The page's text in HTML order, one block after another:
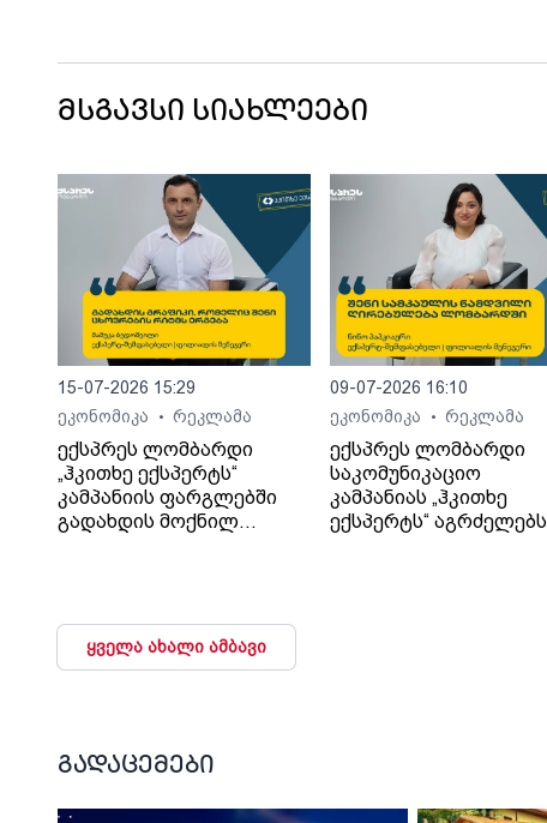
მსგავსი სიახლეები
15-07-2026 15:29
ეკონომიკა
• რეკლამა
ექსპრეს ლომბარდი
„ჰკითხე ექსპერტს“
კამპანიის ფარგლებში
გადახდის მოქნილ
09-07-2026 16:10
ეკონომიკა
• რეკლამა
ექსპრეს ლომბარდი
საკომუნიკაციო
კამპანიას „ჰკითხე
ექსპერტს“ აგრძელებს
ყველა ახალი ამბავი
გადაცემები